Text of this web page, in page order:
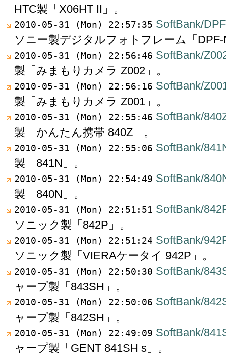
HTC製「X06HT II」。
2010-05-31 (Mon) 22:57:35 SoftBank/
ソニー製デジタルフォトフレーム「DPF-
2010-05-31 (Mon) 22:56:46 SoftBank/
製「みまもりカメラ Z002」。
2010-05-31 (Mon) 22:56:16 SoftBank/
製「みまもりカメラ Z001」。
2010-05-31 (Mon) 22:55:46 SoftBank/
製「かんたん携帯 840Z」。
2010-05-31 (Mon) 22:55:06 SoftBank/
製「841N」。
2010-05-31 (Mon) 22:54:49 SoftBank/
製「840N」。
2010-05-31 (Mon) 22:51:51 SoftBank/
ソニック製「842P」。
2010-05-31 (Mon) 22:51:24 SoftBank/
ソニック製「VIERAケータイ 942P」。
2010-05-31 (Mon) 22:50:30 SoftBank/
ャープ製「843SH」。
2010-05-31 (Mon) 22:50:06 SoftBank/
ャープ製「842SH」。
2010-05-31 (Mon) 22:49:09 SoftBank/
ャープ製「GENT 841SH s」。